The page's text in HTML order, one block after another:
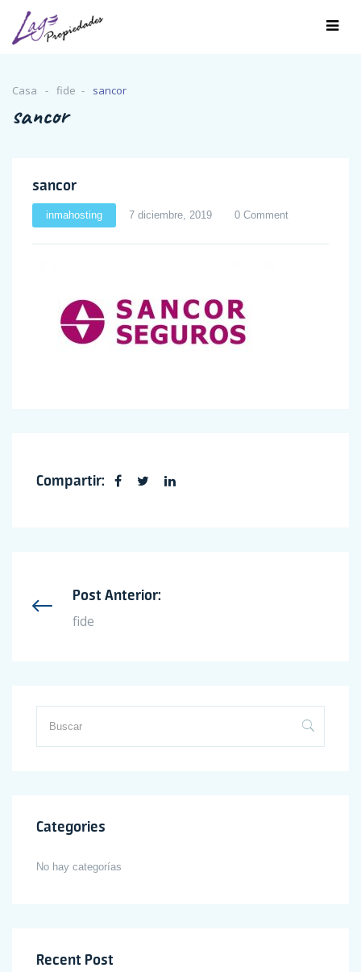
Casa fide sancor
sancor
sancor
inmahosting 7 diciembre, 2019 0 Comment
Compartir:
Post Anterior:
fide
Categories
No hay categorías
Recent Post